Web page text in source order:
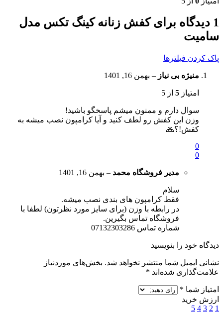
1 دیدگاه برای
کفش زنانه کینگ تکس مدل
سامیت
پاک کردن فیلترها
منیژه بی نیاز – بهمن 16, 1401
امتیاز 5 از 5
سوال دارم و ممنون میشم پاسخگو باشید!
وزن این کفش رو لطف کنید و آیا کرامپون نصب میشه به
کفش!؟🙏
0
0
مدیر فروشگاه محمد – بهمن 16, 1401
سلام
فقط کرامپون های بندی نصب میشه.
در رابطه با وزن (برای سایز مورد نظرتون) لطفا با
فروشگاه تماس بگیرین.
شماره تماس 07132303286
دیدگاه خود را بنویسید
نشانی ایمیل شما منتشر نخواهد شد. بخش‌های موردنیاز
علامت‌گذاری شده‌اند *
امتیاز شما *
ارزش خرید
1
2
3
4
5